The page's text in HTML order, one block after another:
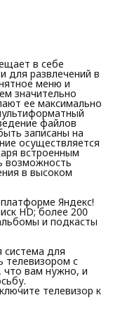
в себе
для развлечений в
меню и
значительно
ее максимально
файлов
записаны на
осуществляется
встроенным
возможность
в высоком
Яндекс!
HD; более 200
и подкасты
система для
телевизором с
что вам нужно, и
телевизор к